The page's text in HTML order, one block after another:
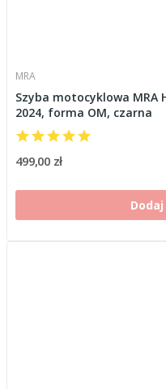
MRA
Szyba motocyklowa MRA
2024, forma OM, czarna
499,00 zł